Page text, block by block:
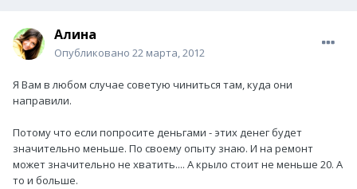
Алина
Опубликовано 22 марта, 2012
Я Вам в любом случае советую чиниться там, куда они
направили.
Потому что если попросите деньгами - этих денег будет
значительно меньше. По своему опыту знаю. И на ремонт
может значительно не хватить.... А крыло стоит не меньше 20. А
то и больше.